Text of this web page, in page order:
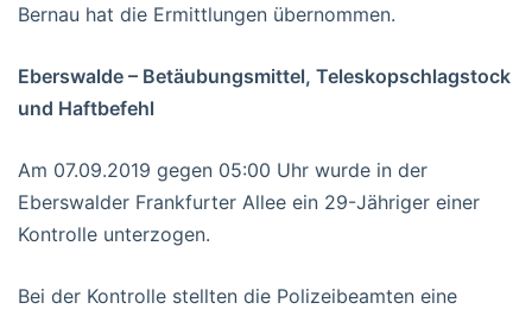
Bernau hat die Ermittlungen übernommen.
Eberswalde – Betäubungsmittel, Teleskopschlagstock
und Haftbefehl
Am 07.09.2019 gegen 05:00 Uhr wurde in der
Eberswalder Frankfurter Allee ein 29-Jähriger einer
Kontrolle unterzogen.
Bei der Kontrolle stellten die Polizeibeamten eine